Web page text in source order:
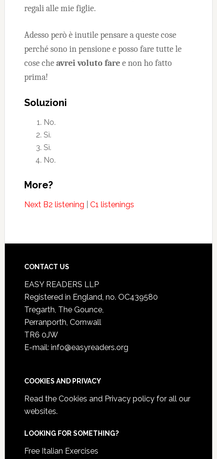
regali alle mie figlie.
Adesso però è inutile pensare a queste cose
perché sono in pensione e posso fare tutte le
cose cheavrei voluto faree non ho fatto
prima!
Soluzioni
No.
Sì.
Sì.
No.
More?
Next B2 listening C1 listenings
CONTACT US
EASY READERS LLP
Registered in England, no. OC439580
Tregarth, The Gounce,
Perranporth, Cornwall
TR6 0JW
E-mail: info@easyreaders.org
COOKIES AND PRIVACY
Read the Cookies and Privacy policyfor all our
websites.
LOOKING FOR SOMETHING?
Free Italian Exercises